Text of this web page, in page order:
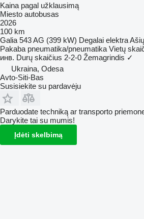
Kaina pagal užklausimą
Miesto autobusas
2026
100 km
Galia 543 AG (399 kW) Degalai elektra
Pakaba pneumatika/pneumatika Vietų
инв. Durų skaičius 2-2-0 Žemagrindis ✓
Ukraina, Odesa
Avto-Siti-Bas
Susisiekite su pardavėju
Parduodate techniką ar transporto
Darykite tai su mumis!
Įdėti skelbimą